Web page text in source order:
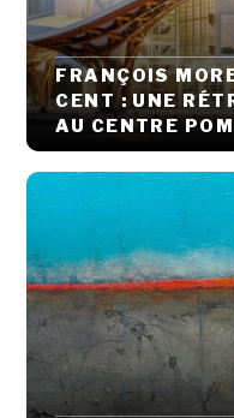
FRANÇOIS
CENT : UNE
AU CENTRE